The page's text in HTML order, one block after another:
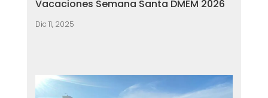
Vacaciones Semana Santa DMEM 2026
Dic 11, 2025